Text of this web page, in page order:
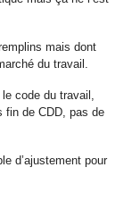
mais dont
du travail.
le code du travail,
fin de CDD, pas de
d’ajustement pour